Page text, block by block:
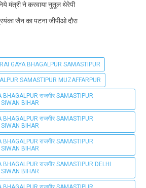
मंत्री ने करवाया नुतूल थेरेपी
जैन का पटना जीपीओ दौरा
GAYA BHAGALPUR SAMASTIPUR
SAMASTIPUR MUZAFFARPUR
BHAGALPUR राजगीर SAMASTIPUR
BIHAR
BHAGALPUR राजगीर SAMASTIPUR
BIHAR
BHAGALPUR राजगीर SAMASTIPUR
BIHAR
राजगीर SAMASTIPUR DELHI
BIHAR